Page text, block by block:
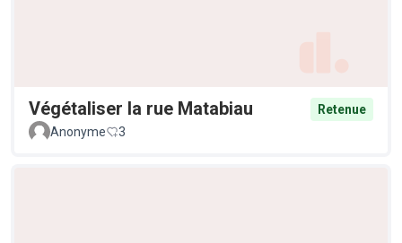
Végétaliser la rue Matabiau
Retenue
Anonyme
3